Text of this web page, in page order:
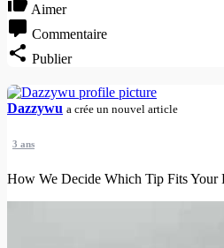
Aimer
Commentaire
Publier
Dazzywu a crée un nouvel article
3 ans
How We Decide Which Tip Fits Your